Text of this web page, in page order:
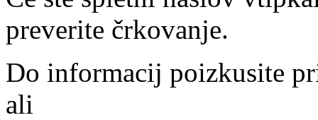
preverite črkovanje.
Do informacij poizkusite
ali